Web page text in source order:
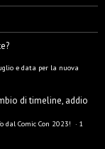
e data per la nuova
di timeline, addio
Comic Con 2023! · 1